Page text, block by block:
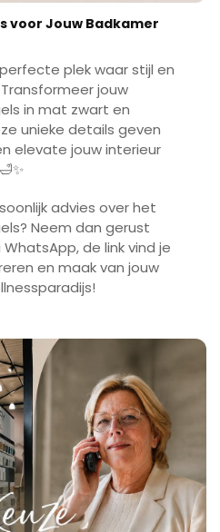
voor Jouw Badkamer
plek waar stijl en
jouw
in mat zwart en
unieke details geven
elevate jouw interieur
advies over het
Neem dan gerust
de link vind je
en maak van jouw